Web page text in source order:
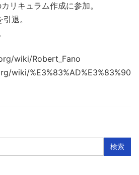
リキュラム作成に参加。
退。
wiki/Robert_Fano
wiki/